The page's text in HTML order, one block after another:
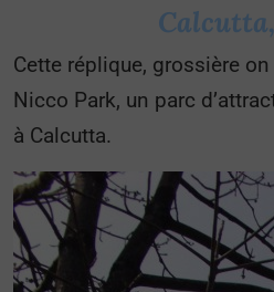
Cette réplique, grossière
Nicco Park, un parc
à Calcutta.